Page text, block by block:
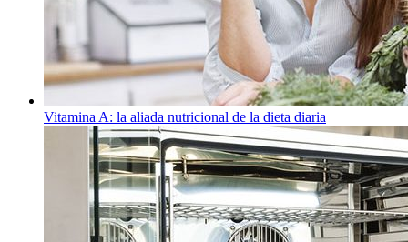
Vitamina A: la aliada nutricional de la dieta diaria